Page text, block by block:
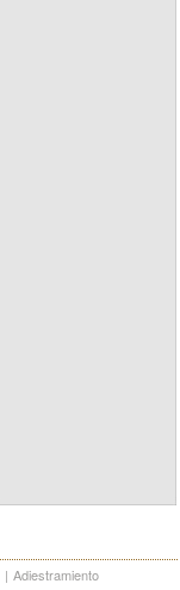
| Adiestramiento